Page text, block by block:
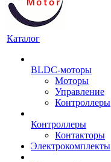
Каталог
BLDC-моторы
Моторы
Управление
Контроллеры
Контроллеры
Контакторы
Электрокомплекты